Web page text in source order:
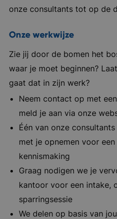
onze consultants tot op de
Onze werkwijze
Zie jij door de bomen het
waar je moet beginnen?
gaat dat in zijn werk?
Neem contact op met
meld je aan via onze
Één van onze
met je opnemen voor
kennismaking
Graag nodigen we je
kantoor voor een intake,
sparringsessie
We delen op basis van